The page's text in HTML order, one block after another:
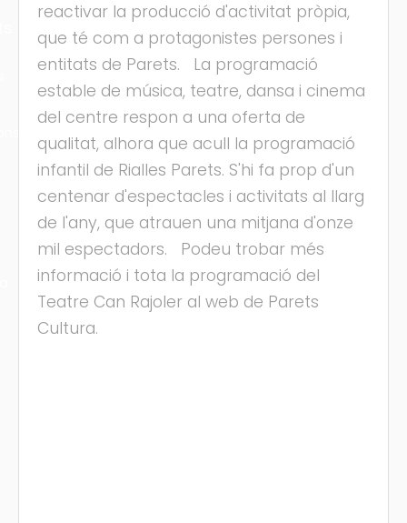
reactivar la producció d'activitat pròpia,
que té com a protagonistes persones i
entitats de Parets. La programació
estable de música, teatre, dansa i cinema
del centre respon a una oferta de
qualitat, alhora que acull la programació
infantil de Rialles Parets. S'hi fa prop d'un
centenar d'espectacles i activitats al llarg
de l'any, que atrauen una mitjana d'onze
mil espectadors. Podeu trobar més
informació i tota la programació del
Teatre Can Rajoler al web de Parets
Cultura.